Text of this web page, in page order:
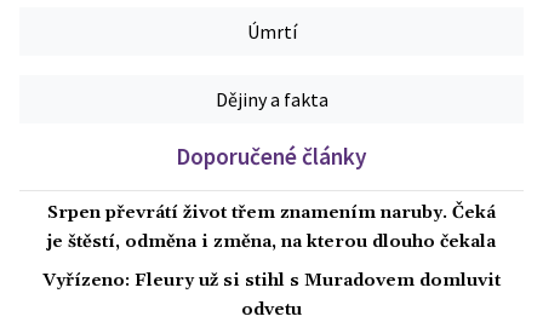
Úmrtí
Dějiny a fakta
Doporučené články
Srpen převrátí život třem znamením naruby. Čeká
je štěstí, odměna i změna, na kterou dlouho čekala
Vyřízeno: Fleury už si stihl s Muradovem domluvit
odvetu